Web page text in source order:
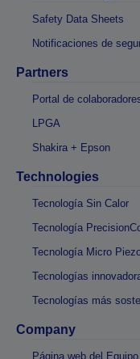
Safety Data Sheets
Notificaciones de
Partners
Portal de
LPGA
Shakira + Epson
Technologies
Tecnología Sin Calor
Tecnología
Tecnología Micro
Tecnologías
Tecnologías más
Company
Página web del